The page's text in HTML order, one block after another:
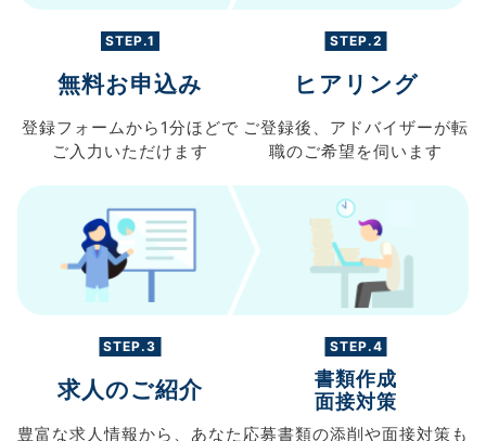
STEP.1
無料お申込み
登録フォームから 1分ほどで
ご入力 いただけます
STEP.2
ヒアリング
ご登録後、 アドバイザーが転
職のご希望を伺います
STEP.3
求人のご紹介
豊富な求人情報から、 あなた
STEP.4
書類作成
面接対策
応募書類の添削や面接対策も